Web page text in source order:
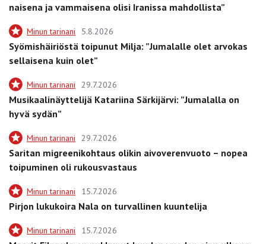
naisena ja vammaisena olisi Iranissa mahdollista”
Minun tarinani 5.8.2026
Syömishäiriöstä toipunut Milja: ”Jumalalle olet arvokas
sellaisena kuin olet”
Minun tarinani 29.7.2026
Musikaalinäyttelijä Katariina Särkijärvi: ”Jumalalla on
hyvä sydän”
Minun tarinani 29.7.2026
Saritan migreenikohtaus olikin aivoverenvuoto – nopea
toipuminen oli rukousvastaus
Minun tarinani 15.7.2026
Pirjon lukukoira Nala on turvallinen kuuntelija
Minun tarinani 15.7.2026